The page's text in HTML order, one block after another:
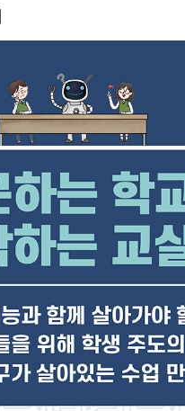
킷리스트에서 작가되기》 등이